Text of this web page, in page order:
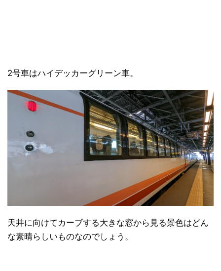
2号車はハイデッカーグリーン車。
天井に向けてカーブする大きな窓から見る景色はどん
な素晴らしいものなのでしょう。